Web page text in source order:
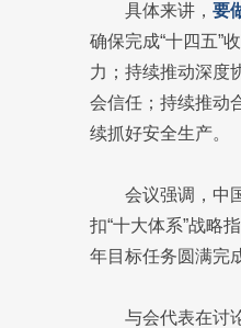
具体来讲， 要
确保完成“十四五”
力；持续推动深度
会信任；持续推动
续抓好安全生产。
会议强调，中
扣“十大体系”战略
年目标任务圆满完
与会代表在讨